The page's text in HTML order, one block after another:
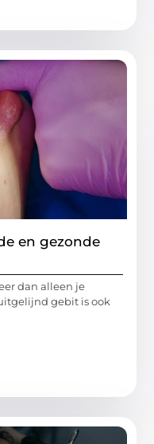
en gezonde
dan alleen je
gebit is ook